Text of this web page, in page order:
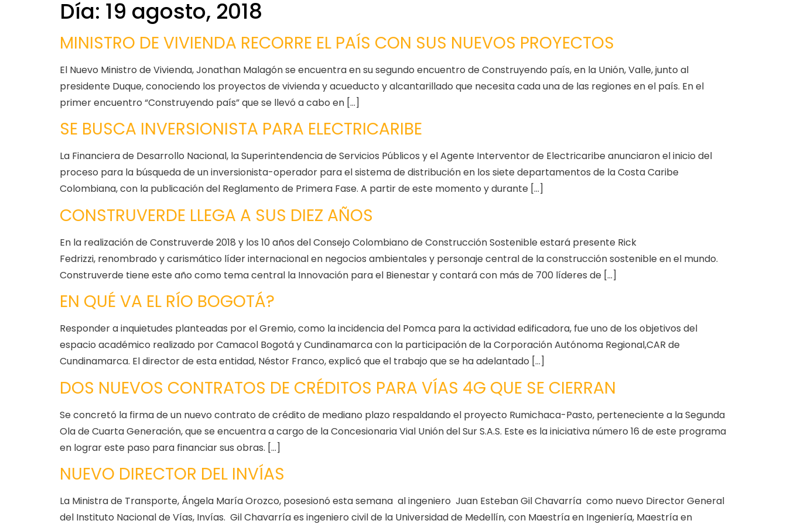
Día: 19 agosto, 2018
MINISTRO DE VIVIENDA RECORRE EL PAÍS CON SUS NUEVOS PROYECTOS
El Nuevo Ministro de Vivienda, Jonathan Malagón se encuentra en su segundo encuentro de Construyendo país, en la Unión, Valle, junto al
presidente Duque, conociendo los proyectos de vivienda y acueducto y alcantarillado que necesita cada una de las regiones en el país. En el
primer encuentro “Construyendo país” que se llevó a cabo en […]
SE BUSCA INVERSIONISTA PARA ELECTRICARIBE
La Financiera de Desarrollo Nacional, la Superintendencia de Servicios Públicos y el Agente Interventor de Electricaribe anunciaron el inicio del
proceso para la búsqueda de un inversionista-operador para el sistema de distribución en los siete departamentos de la Costa Caribe
Colombiana, con la publicación del Reglamento de Primera Fase. A partir de este momento y durante […]
CONSTRUVERDE LLEGA A SUS DIEZ AÑOS
En la realización de Construverde 2018 y los 10 años del Consejo Colombiano de Construcción Sostenible estará presente Rick
Fedrizzi, renombrado y carismático líder internacional en negocios ambientales y personaje central de la construcción sostenible en el mundo.
Construverde tiene este año como tema central la Innovación para el Bienestar y contará con más de 700 líderes de […]
EN QUÉ VA EL RÍO BOGOTÁ?
Responder a inquietudes planteadas por el Gremio, como la incidencia del Pomca para la actividad edificadora, fue uno de los objetivos del
espacio académico realizado por Camacol Bogotá y Cundinamarca con la participación de la Corporación Autónoma Regional,CAR de
Cundinamarca. El director de esta entidad, Néstor Franco, explicó que el trabajo que se ha adelantado […]
DOS NUEVOS CONTRATOS DE CRÉDITOS PARA VÍAS 4G QUE SE CIERRAN
Se concretó la firma de un nuevo contrato de crédito de mediano plazo respaldando el proyecto Rumichaca-Pasto, perteneciente a la Segunda
Ola de Cuarta Generación, que se encuentra a cargo de la Concesionaria Vial Unión del Sur S.A.S. Este es la iniciativa número 16 de este programa
en lograr este paso para financiar sus obras. […]
NUEVO DIRECTOR DEL INVÍAS
La Ministra de Transporte, Ángela María Orozco, posesionó esta semana al ingeniero Juan Esteban Gil Chavarría como nuevo Director General
del Instituto Nacional de Vías, Invías. Gil Chavarría es ingeniero civil de la Universidad de Medellín, con Maestría en Ingeniería, Maestría en